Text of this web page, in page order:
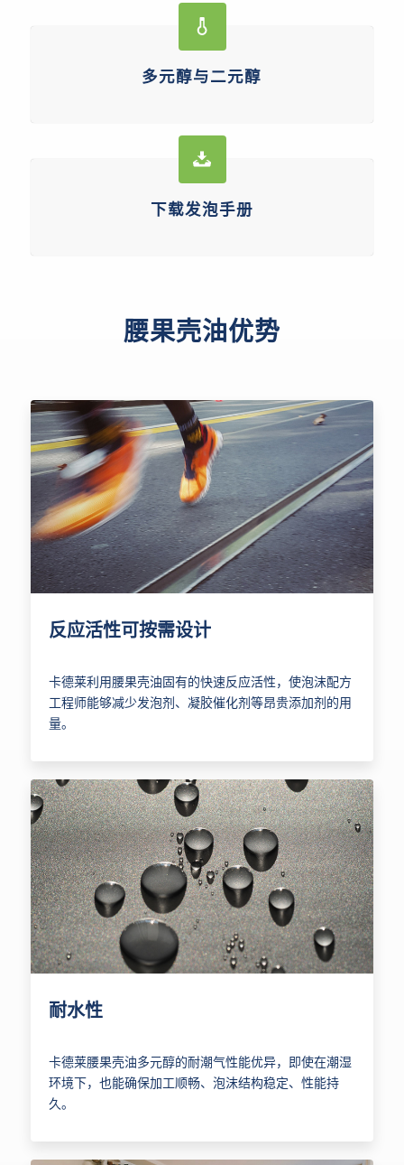
多元醇与二元醇
下载发泡手册
腰果壳油优势
反应活性可按需设计
卡德莱利用腰果壳油固有的快速反应活性，使泡沫配方
工程师能够减少发泡剂、凝胶催化剂等昂贵添加剂的用
量。
耐水性
卡德莱腰果壳油多元醇的耐潮气性能优异，即使在潮湿
环境下，也能确保加工顺畅、泡沫结构稳定、性能持
久。